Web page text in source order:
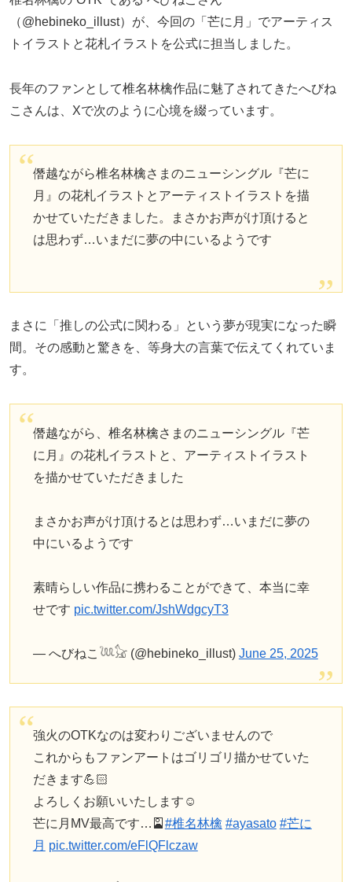
（@hebineko_illust）が、今回の「芒に月」でアーティス
トイラストと花札イラストを公式に担当しました。
長年のファンとして椎名林檎作品に魅了されてきたへびね
こさんは、Xで次のように心境を綴っています。
僭越ながら椎名林檎さまのニューシングル『芒に
月』の花札イラストとアーティストイラストを描
かせていただきました。まさかお声がけ頂けると
は思わず…いまだに夢の中にいるようです
まさに「推しの公式に関わる」という夢が現実になった瞬
間。その感動と驚きを、等身大の言葉で伝えてくれていま
す。
僭越ながら、椎名林檎さまのニューシングル『芒
に月』の花札イラストと、アーティストイラスト
を描かせていただきました
まさかお声がけ頂けるとは思わず…いまだに夢の
中にいるようです
素晴らしい作品に携わることができて、本当に幸
せです pic.twitter.com/JshWdgcyT3
— へびねこ𓆙𓃠 (@hebineko_illust) June 25, 2025
強火のOTKなのは変わりございませんので
これからもファンアートはゴリゴリ描かせていた
だきます💪🏻
よろしくお願いいたします☺️
芒に月MV最高です…🎴 #椎名林檎 #ayasato #芒に
月 pic.twitter.com/eFlQFlczaw